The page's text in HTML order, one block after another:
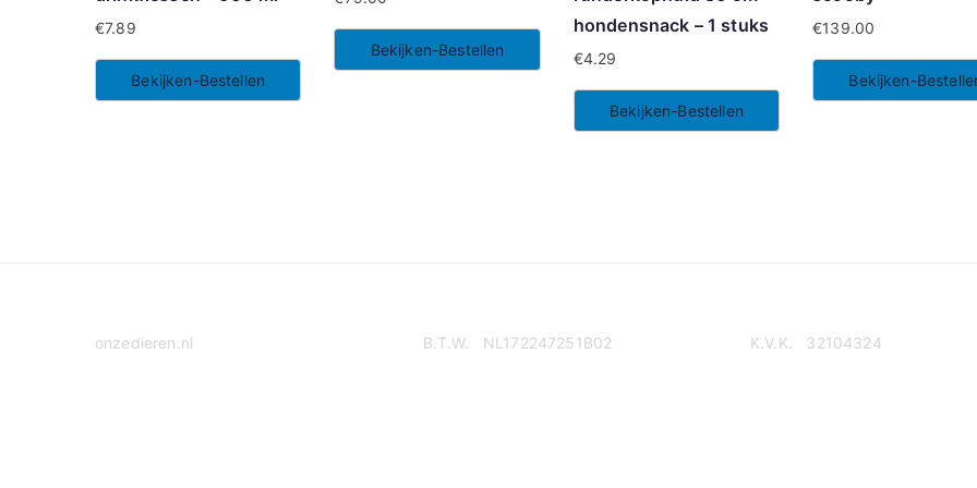
€7.89
Bekijken-Bestellen
Bekijken-Bestellen
hondensnack – 1 stuks
€4.29
Bekijken-Bestellen
€139.00
Bekijken-
onzedieren.nl B.T.W. NL172247251B02 K.V.K. 32104324